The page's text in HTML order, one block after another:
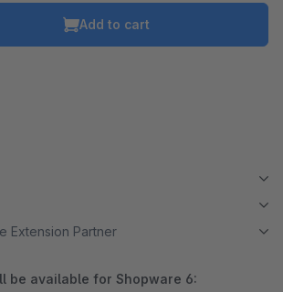
Add to cart
Extension Partner
be available for Shopware 6: